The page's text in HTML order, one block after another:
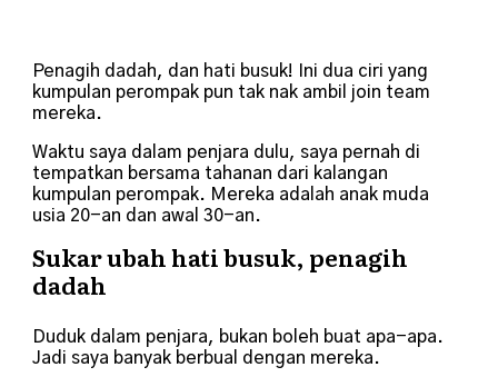
Penagih dadah, dan hati busuk! Ini dua ciri yang
kumpulan perompak pun tak nak ambil join team
mereka.
Waktu saya dalam penjara dulu, saya pernah di
tempatkan bersama tahanan dari kalangan
kumpulan perompak. Mereka adalah anak muda
usia 20-an dan awal 30-an.
Sukar ubah hati busuk, penagih
dadah
Duduk dalam penjara, bukan boleh buat apa-apa.
Jadi saya banyak berbual dengan mereka.